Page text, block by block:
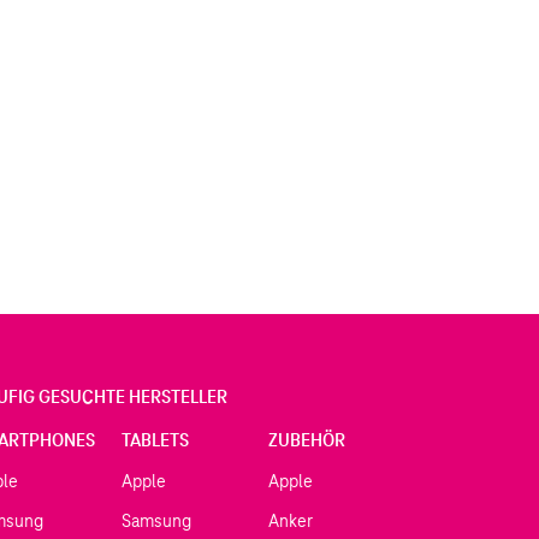
GESUCHTE HERSTELLER
TABLETS
Apple
Samsung
ZUBEHÖR
Apple
Anker